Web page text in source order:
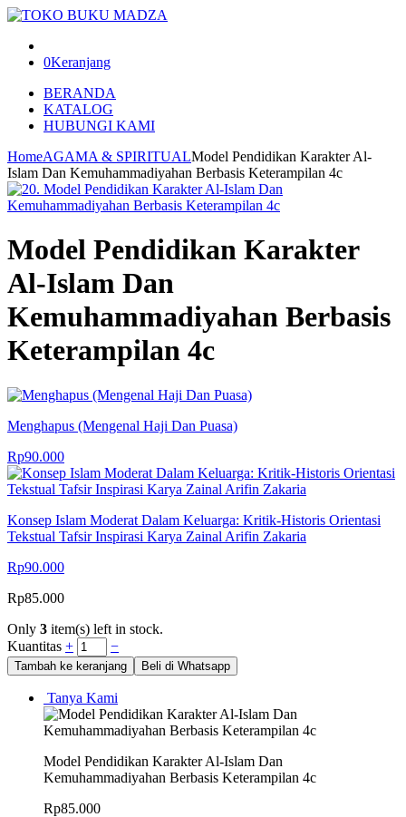
0Keranjang
BERANDA
KATALOG
HUBUNGI KAMI
HomeAGAMA & SPIRITUALModel Pendidikan Karakter Al-
Islam Dan Kemuhammadiyahan Berbasis Keterampilan 4c
Model Pendidikan Karakter
Al-Islam Dan
Kemuhammadiyahan Berbasis
Keterampilan 4c
Menghapus (Mengenal Haji Dan Puasa)
Rp90.000
Konsep Islam Moderat Dalam Keluarga: Kritik-Historis Orientasi
Tekstual Tafsir Inspirasi Karya Zainal Arifin Zakaria
Rp90.000
Rp85.000
Only 3 item(s) left in stock.
Kuantitas + −
Tambah ke keranjang Beli di Whatsapp
Tanya Kami
Model Pendidikan Karakter Al-Islam Dan
Kemuhammadiyahan Berbasis Keterampilan 4c
Rp85.000